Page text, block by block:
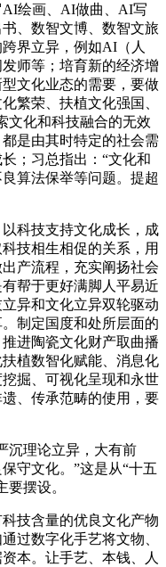
绘画、AI做曲、AI写
、数智文博、数智文旅
界立异，例如AI（人
师等；培育新的经济增
文化业态的需要，要做
繁荣、扶植文化强国、
文化和科技融合的无效
是由其时特定的社会需
；习总指出：“文化和
算法保举等问题。提超
科技支持文化成长，成
技相生相促的关系，用
产流程，充实阐扬社会
帮于更好满脚人平易近
异和文化立异双轮驱动
制定国度和处所层面的
进陶瓷文化财产取曲播
植数智化赋能、消息化
掘、可视化呈现和永世
、传承范畴的使用，要
理论立异，大有前
守文化。”这是从“十五
摆设。
技含量的优良文化产物
过数字化手艺将文物、
本。让手艺、本钱、人